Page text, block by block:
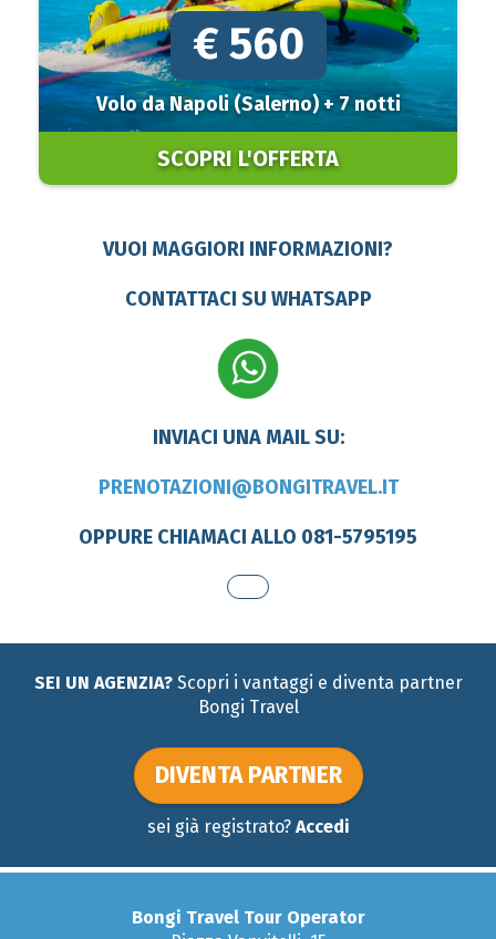
€ 560
Volo da Napoli (Salerno) + 7 notti
SCOPRI L'OFFERTA
VUOI MAGGIORI INFORMAZIONI?
CONTATTACI SU WHATSAPP
INVIACI UNA MAIL SU:
PRENOTAZIONI@BONGITRAVEL.IT
OPPURE CHIAMACI ALLO 081-5795195
SEI UN AGENZIA?Scopri i vantaggi e diventa partner
Bongi Travel
DIVENTA PARTNER
sei già registrato? Accedi
Bongi Travel Tour Operator